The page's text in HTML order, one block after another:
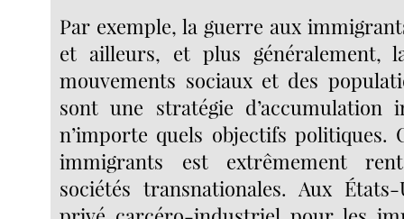
Par exemple, la guerre aux
et ailleurs, et plus généralement,
mouvements sociaux et des
sont une stratégie d’accumulation
n’importe quels objectifs politiques.
immigrants est extrêmement
sociétés transnationales. Aux